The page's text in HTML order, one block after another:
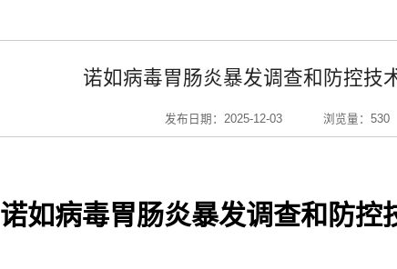
诺如病毒胃肠炎暴发调查和防控技
发布日期：2025-12-03 浏览量： 530
诺如病毒胃肠炎暴发调查和防控